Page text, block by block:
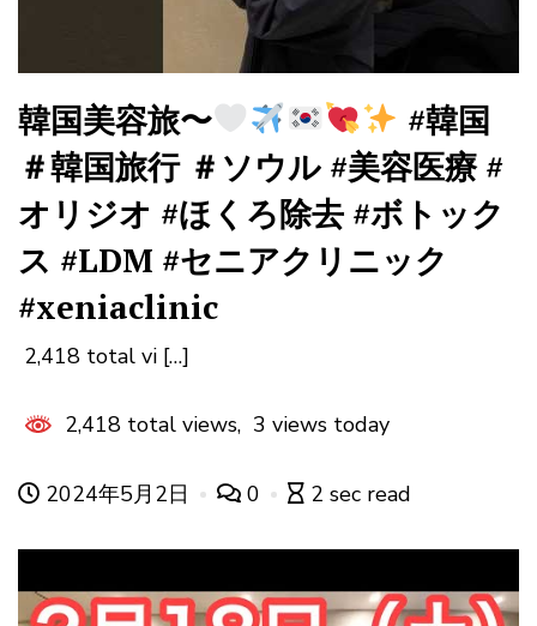
韓国美容旅〜
#韓国
＃韓国旅行 ＃ソウル #美容医療 #
オリジオ #ほくろ除去 #ボトック
ス #LDM #セニアクリニック
#xeniaclinic
2,418 total vi […]
2,418 total views, 3 views today
2024年5月2日 0 2 sec read